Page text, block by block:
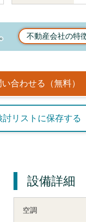
不動産会社の特
合わせる（無料）
討リストに保存する
設備詳細
空調